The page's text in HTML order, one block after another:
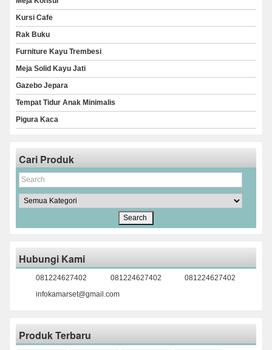
Kursi Cafe
Rak Buku
Furniture Kayu Trembesi
Meja Solid Kayu Jati
Gazebo Jepara
Tempat Tidur Anak Minimalis
Pigura Kaca
Cari Produk
Hubungi Kami
081224627402 081224627402
081224627402
infokamarset@gmail.com
Produk Terbaru